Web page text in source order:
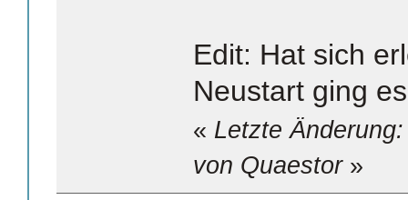
Edit: Hat sich
Neustart ging
« Letzte
von Quaestor»